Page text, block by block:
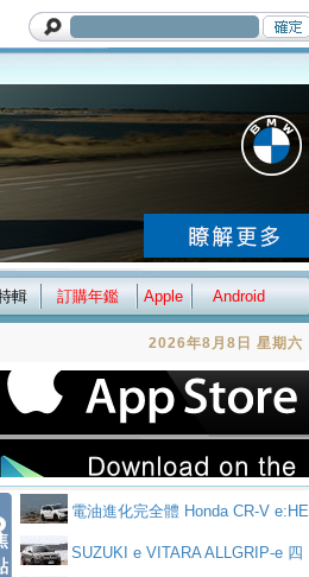
輯 訂購年鑑 Apple Android
2026年8月8日 星期六
電油進化完全體 Honda CR-V e:HE
V PrestigeSUZUKI e VITARA ALLGRIP-e 四